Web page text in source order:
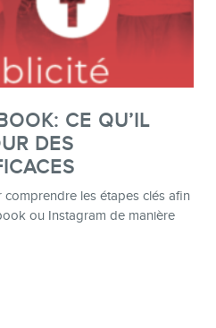
CE QU’IL
DES
les étapes clés afin
ou Instagram de manière